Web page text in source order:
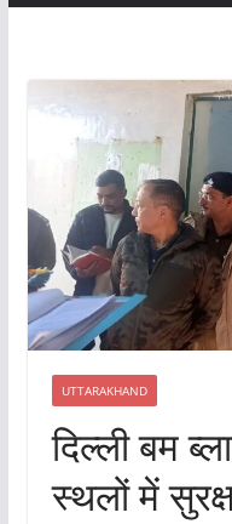
UTTARAKHAND
दिल्ली बम
स्थलों में